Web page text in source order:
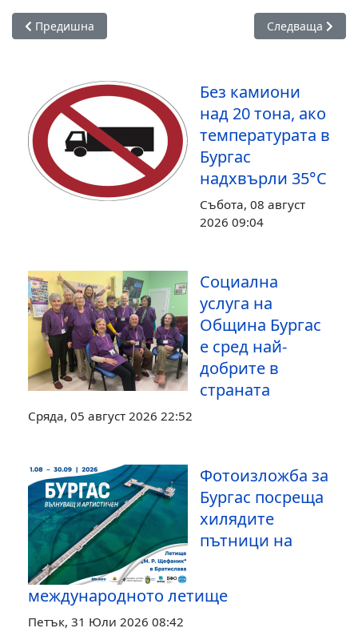
Предишна статия: Бургас сред икономическите лидери в
Предишна Следваща
Следваща
Без камиони
над 20 тона, ако
температурата в
Бургас
надхвърли 35°С
Събота, 08 август
2026 09:04
Социална
услуга на
Община Бургас
е сред най-
добрите в
страната
Сряда, 05 август 2026 22:52
Фотоизложба за
Бургас посреща
хилядите
пътници на
международното летище
Петък, 31 Юли 2026 08:42